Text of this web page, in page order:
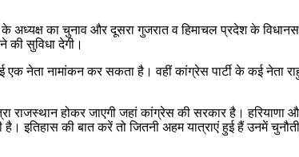
के अध्यक्ष का चुनाव और दूसरा गुजरात व हिमाचल प्रदेश के
की सुविधा देगी।
नेता नामांकन कर सकता है। वहीं कांग्रेस पार्टी के कई नेता
होकर जाएगी जहां कांग्रेस की सरकार है।
इतिहास की बात करें तो जितनी अहम यात्राएं हुई हैं उनमें